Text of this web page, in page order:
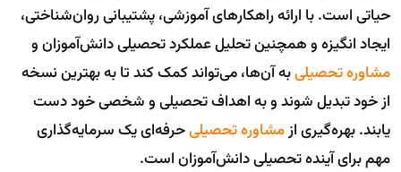
حیاتی است. با ارائه راهکارهای آموزشی، پشتیبانی روان‌شناختی،
ایجاد انگیزه و همچنین تحلیل عملکرد تحصیلی دانش‌آموزان و
مشاوره تحصیلیبه آن‌ها، می‌تواند کمک کند تا به بهترین نسخه
از خود تبدیل شوند و به اهداف تحصیلی و شخصی خود دست
یابند. بهره‌گیری ازمشاوره تحصیلیحرفه‌ای یک سرمایه‌گذاری
مهم برای آینده تحصیلی دانش‌آموزان است.